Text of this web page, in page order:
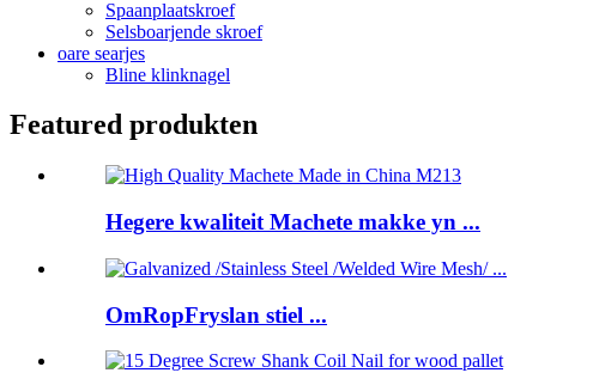
Spaanplaatskroef
Selsboarjende skroef
oare searjes
Bline klinknagel
Featured produkten
Hegere kwaliteit Machete makke yn ...
OmRopFryslan stiel ...